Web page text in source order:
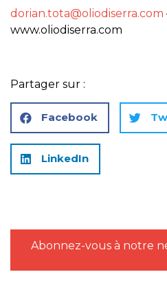
dorian.tota@oliodiserra.com
www.oliodiserra.com
Partager sur :
Facebook
LinkedIn
Abonnez-vous à notre